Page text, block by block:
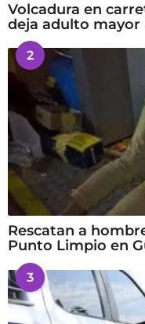
Volcadura en
deja adulto mayor
2
Rescatan a
Punto Limpio en
3